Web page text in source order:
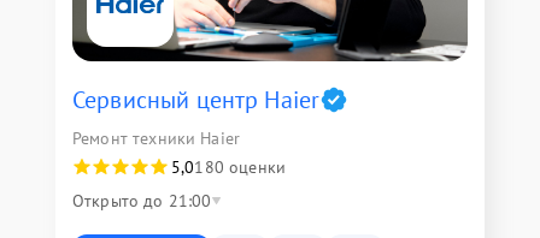
Сервисный центр Haier
Ремонт техники Haier
5,0180 оценки
Открыто до 21:00